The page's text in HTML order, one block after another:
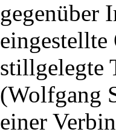
gegenüber
stillgelegte
(Wolfgang
einer